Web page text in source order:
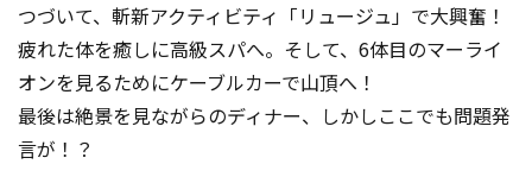
つづいて、斬新アクティビティ「リュージュ」で大興奮！
疲れた体を癒しに高級スパへ。そして、6体目のマーライ
オンを見るためにケーブルカーで山頂へ！
最後は絶景を見ながらのディナー、しかしここでも問題発
言が！？